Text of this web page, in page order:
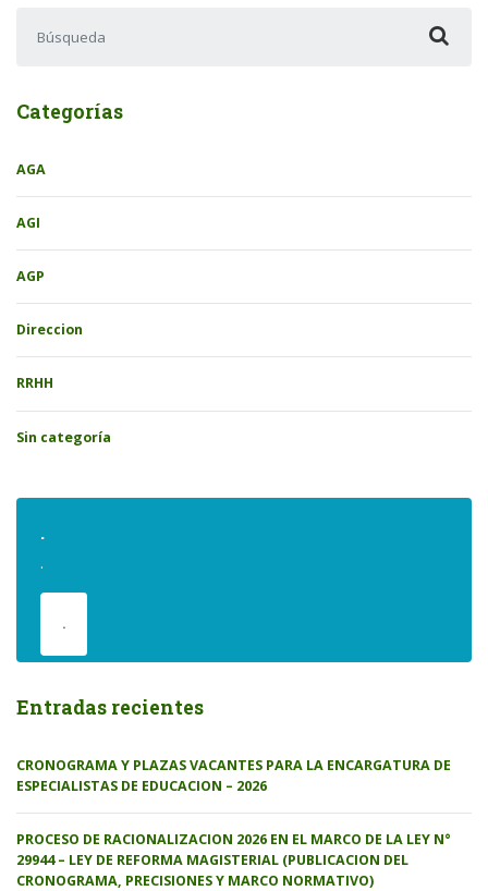
Categorías
AGA
AGI
AGP
Direccion
RRHH
Sin categoría
.
.
.
Entradas recientes
CRONOGRAMA Y PLAZAS VACANTES PARA LA ENCARGATURA DE
ESPECIALISTAS DE EDUCACION – 2026
PROCESO DE RACIONALIZACION 2026 EN EL MARCO DE LA LEY N°
29944 – LEY DE REFORMA MAGISTERIAL (PUBLICACION DEL
CRONOGRAMA, PRECISIONES Y MARCO NORMATIVO)